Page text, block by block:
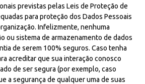
previstas pelas Leis de Proteção de
para proteção dos Dados Pessoais
Infelizmente, nenhuma
ou sistema de armazenamento de dados
de serem 100% seguros. Caso tenha
acreditar que sua interação conosco
de ser segura (por exemplo, caso
a segurança de qualquer uma de suas